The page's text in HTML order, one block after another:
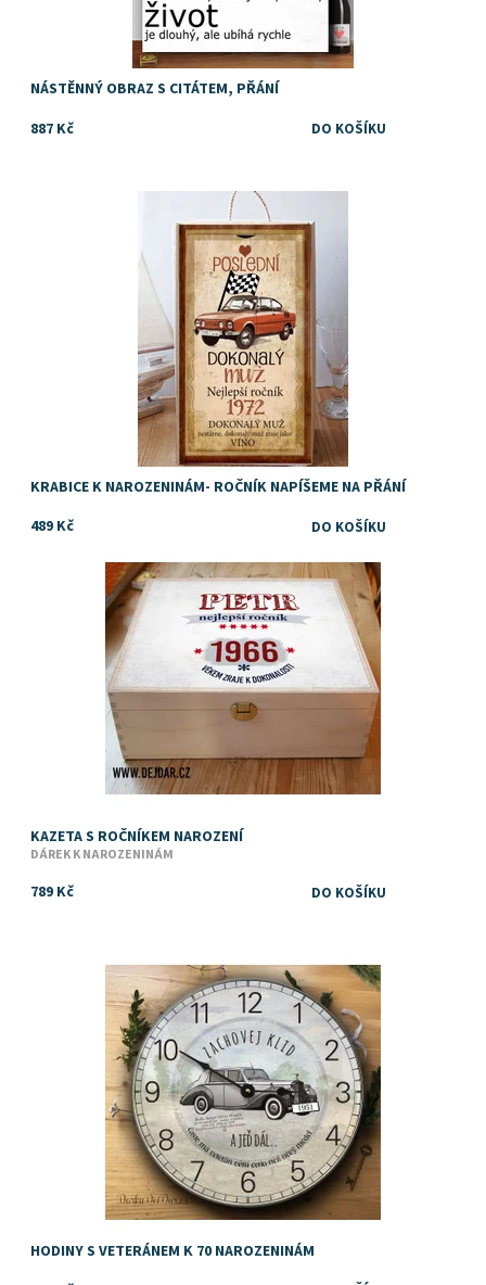
NÁSTĚNNÝ OBRAZ S CITÁTEM, PŘÁNÍ
887 Kč
Kazeta, krabice nebo box na víno nebo jiný alkohol, pochutiny
nebo drobné dárky jako dárek k narozeninám
Skladem
KRABICE K NAROZENINÁM- ROČNÍK NAPÍŠEME NA PŘÁNÍ
489 Kč
KAZETA S ROČNÍKEM NAROZENÍ
DÁREK K NAROZENINÁM
789 Kč
Dárek k narozeninám
Dostupnost:
Skladem
HODINY S VETERÁNEM K 70 NAROZENINÁM